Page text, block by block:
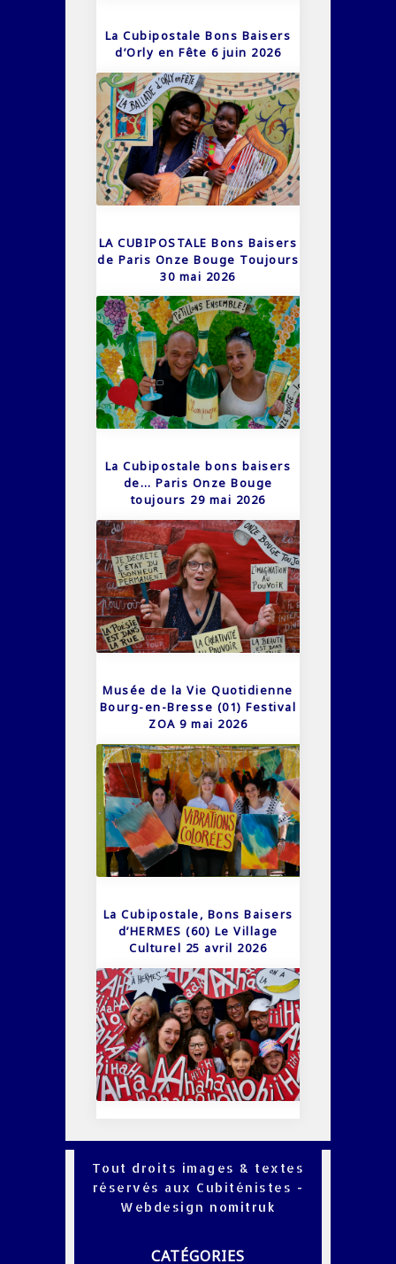
La Cubipostale Bons Baisers
d’Orly en Fête 6 juin 2026
LA CUBIPOSTALE Bons Baisers
de Paris Onze Bouge Toujours
30 mai 2026
La Cubipostale bons baisers
de… Paris Onze Bouge
toujours 29 mai 2026
Musée de la Vie Quotidienne
Bourg-en-Bresse (01) Festival
ZOA 9 mai 2026
La Cubipostale, Bons Baisers
d’HERMES (60) Le Village
Culturel 25 avril 2026
Tout droits images & textes
réservés aux Cubiténistes -
Webdesign nomitruk
CATÉGORIES